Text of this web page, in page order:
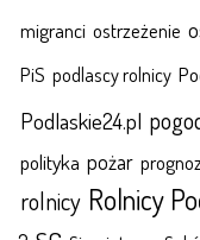
migranci ostrzeżenie
PiS podlascy rolnicy
Podlaskie24.pl
polityka pożar
rolnicy Rolnicy